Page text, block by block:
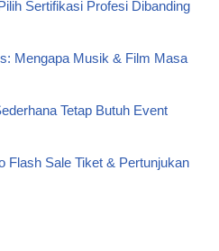
Sertifikasi Profesi Dibanding
Mengapa Musik & Film Masa
Tetap Butuh Event
Flash Sale Tiket & Pertunjukan